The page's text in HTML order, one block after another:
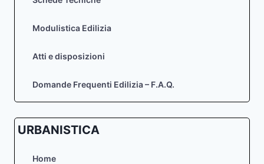
Modulistica Edilizia
Atti e disposizioni
Domande Frequenti Edilizia – F.A.Q.
URBANISTICA
Home